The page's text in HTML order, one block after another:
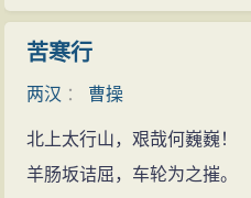
上放六尺床，挂上灵帐，早
十五两天，从早至午，要向
登上铜雀台，看望我西陵的
人，不用它祭祀。各房的人
诗，都可以说是这一传统的
曹操在
建安七子）所起的建设性作
是分不开的。刘勰在论述
出“魏武以相王之尊，雅爱诗
公元178年（光和元年）
被宦官诛杀，受到牵连，被
事可做，回到
公元180年（光和三年）
为议郎。此前，大将军窦武
李世民：“帝以雄武之姿，常
王勃：“魏武用兵
，仿佛孙
能东禽狡布，北走强袁，破
犬。援戈北指，蹋顿悬颅；
苦寒行
两汉 ： 曹操
北上太行山，艰哉何巍巍！
羊肠坂诘屈，车轮为之摧。